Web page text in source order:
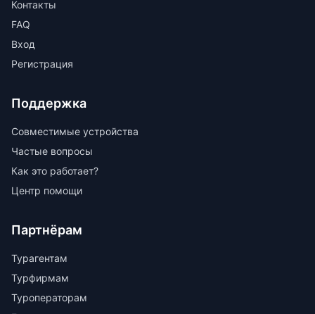
Контакты
FAQ
Вход
Регистрация
Поддержка
Совместимые устройства
Частые вопросы
Как это работает?
Центр помощи
Партнёрам
Турагентам
Турфирмам
Туроператорам